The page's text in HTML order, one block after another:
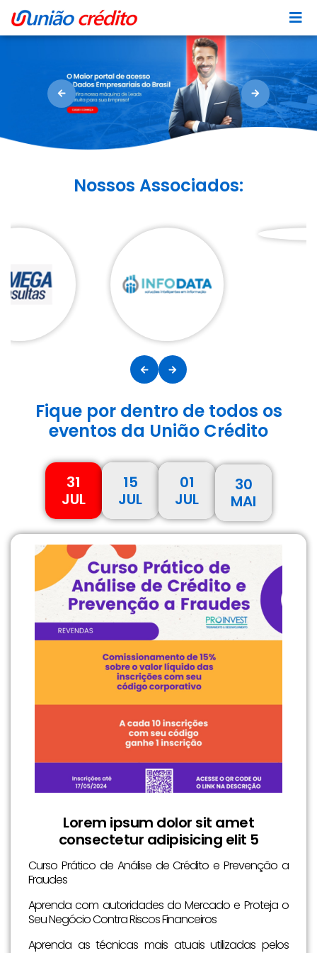
Previous Next
Nossos Associados:
Fique por dentro de todos os
eventos da União Crédito
31
JUL
15
JUL
01
JUL
30
MAI
Lorem ipsum dolor sit amet
consectetur adipisicing elit 5
Curso Prático de Análise de Crédito e Prevenção a
Fraudes
Aprenda com autoridades do Mercado e Proteja o
Seu Negócio Contra Riscos Financeiros